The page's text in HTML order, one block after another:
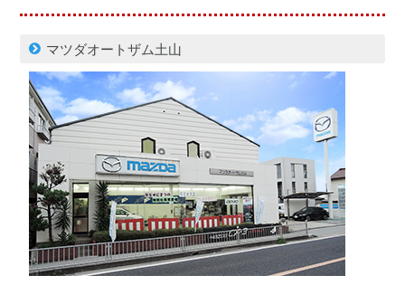
マツダオートザム土山